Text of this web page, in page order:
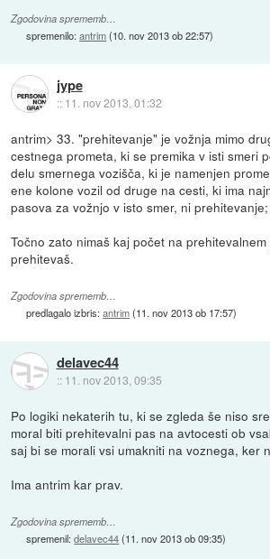
Zgodovina sprememb…
spremenilo:antrim(10. nov 2013 ob 22:57)
jype
:: 11. nov 2013, 01:32
antrim> 33. "prehitevanje" je vožnja mimo
cestnega prometa, ki se premika v isti smeri
delu smernega vozišča, ki je namenjen
ene kolone vozil od druge na cesti, ki ima
pasova za vožnjo v isto smer, ni prehitevanje;
Točno zato nimaš kaj počet na
prehitevaš.
Zgodovina sprememb…
predlagalo izbris:antrim(11. nov 2013 ob 17:57)
delavec44
:: 11. nov 2013, 09:35
Po logiki nekaterih tu, ki se zgleda še niso
moral biti prehitevalni pas na avtocesti ob
saj bi se morali vsi umakniti na voznega, ker
Ima antrim kar prav.
Zgodovina sprememb…
spremenil:delavec44(11. nov 2013 ob 09:35)